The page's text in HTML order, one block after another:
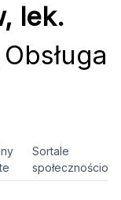
lek.
Obsługa
Sortale